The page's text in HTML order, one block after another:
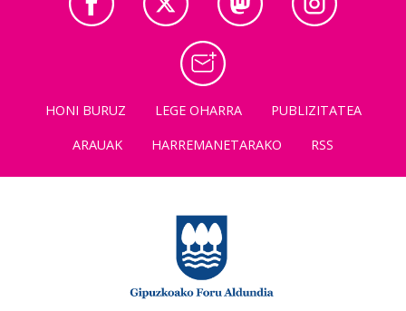
HONI BURUZ LEGE OHARRA
PUBLIZITATEA
ARAUAK
HARREMANETARAKO RSS